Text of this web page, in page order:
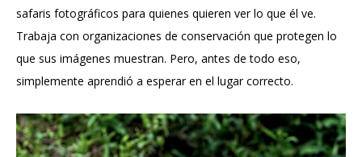
safaris fotográficos para quienes quieren ver lo que él ve.
Trabaja con organizaciones de conservación que protegen lo
que sus imágenes muestran. Pero, antes de todo eso,
simplemente aprendió a esperar en el lugar correcto.